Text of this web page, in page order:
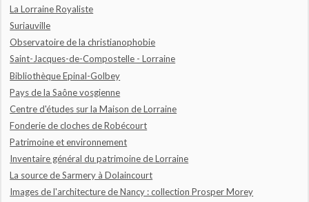
La Lorraine Royaliste
Suriauville
Observatoire de la christianophobie
Saint-Jacques-de-Compostelle - Lorraine
Bibliothèque Epinal-Golbey
Pays de la Saône vosgienne
Centre d'études sur la Maison de Lorraine
Fonderie de cloches de Robécourt
Patrimoine et environnement
Inventaire général du patrimoine de Lorraine
La source de Sarmery à Dolaincourt
Images de l'architecture de Nancy : collection Prosper Morey